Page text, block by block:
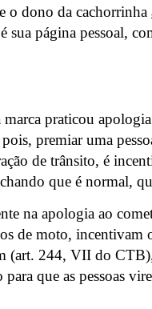
o dono da cachorrinha
sua página pessoal,
marca praticou
premiar uma
de trânsito, é
que é normal,
na apologia ao
de moto, incentivam
(art. 244, VII do CTB)
que as pessoas